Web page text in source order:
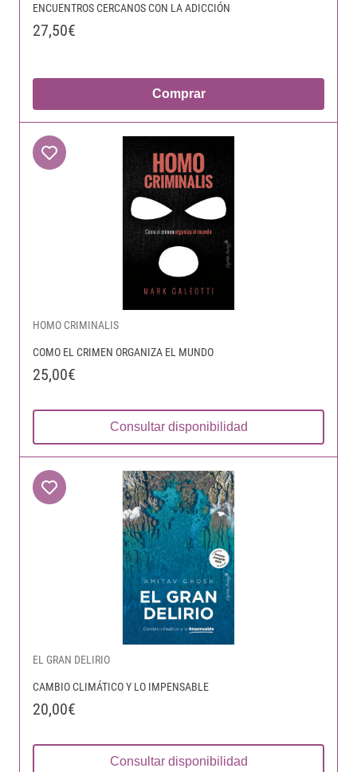
ENCUENTROS CERCANOS CON LA ADICCIÓN
27,50€
Comprar
HOMO CRIMINALIS
COMO EL CRIMEN ORGANIZA EL MUNDO
25,00€
Consultar disponibilidad
EL GRAN DELIRIO
CAMBIO CLIMÁTICO Y LO IMPENSABLE
20,00€
Consultar disponibilidad